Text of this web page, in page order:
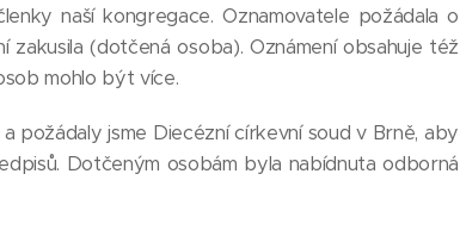
naší kongregace. Oznamovatele požádala o
(dotčená osoba). Oznámení obsahuje též
mohlo být více.
požádaly jsme Diecézní církevní soud v Brně, aby
Dotčeným osobám byla nabídnuta odborná